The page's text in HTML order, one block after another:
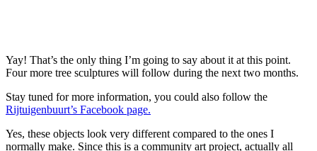
Yay! That’s the only thing I’m going to say about it at this point.
Four more tree sculptures will follow during the next two months.
Stay tuned for more information, you could also follow the
Rijtuigenbuurt’s Facebook page.
Yes, these objects look very different compared to the ones I
normally make. Since this is a community art project, actually all